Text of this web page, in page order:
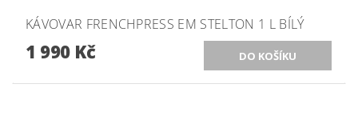
KÁVOVAR FRENCHPRESS EM STELTON 1 L BÍLÝ
1 990 Kč